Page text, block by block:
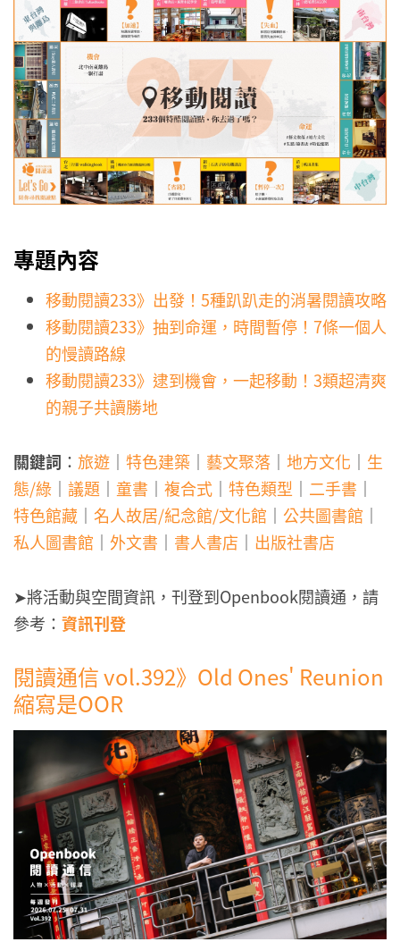
專題內容
移動閱讀233》出發！5種趴趴走的消暑閱讀攻略
移動閱讀233》抽到命運，時間暫停！7條一個人
的慢讀路線
移動閱讀233》逮到機會，一起移動！3類超清爽
的親子共讀勝地
關鍵詞 ： 旅遊 ｜ 特色建築 ｜ 藝文聚落 ｜ 地方文化 ｜ 生
態/綠 ｜ 議題 ｜ 童書 ｜ 複合式 ｜ 特色類型 ｜ 二手書 ｜
特色館藏 ｜ 名人故居/紀念館/文化館 ｜ 公共圖書館 ｜
私人圖書館 ｜ 外文書 ｜ 書人書店 ｜ 出版社書店
➤將活動與空間資訊，刊登到Openbook閱讀通，請
參考： 資訊刊登
閱讀通信 vol.392》Old Ones' Reunion
縮寫是OOR